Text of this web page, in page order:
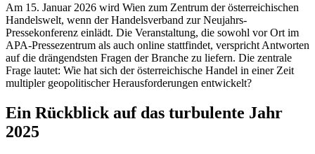
Am 15. Januar 2026 wird Wien zum Zentrum der österreichischen
Handelswelt, wenn der Handelsverband zur Neujahrs-
Pressekonferenz einlädt. Die Veranstaltung, die sowohl vor Ort im
APA-Pressezentrum als auch online stattfindet, verspricht Antworten
auf die drängendsten Fragen der Branche zu liefern. Die zentrale
Frage lautet: Wie hat sich der österreichische Handel in einer Zeit
multipler geopolitischer Herausforderungen entwickelt?
Ein Rückblick auf das turbulente Jahr
2025